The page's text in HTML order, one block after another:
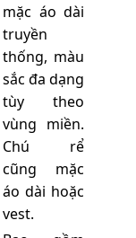
mặc áo dài
truyền
thống, màu
sắc đa dạng
tùy theo
vùng miền.
Chú rể
cũng mặc
áo dài hoặc
vest.